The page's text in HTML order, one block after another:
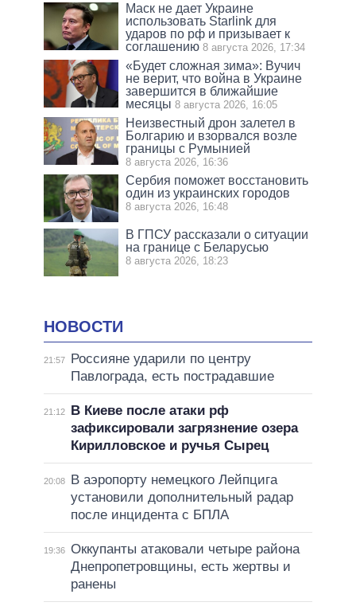
Маск не дает Украине
использовать Starlink для
ударов по рф и призывает к
соглашению 8 августа 2026, 17:34
«Будет сложная зима»: Вучич
не верит, что война в Украине
завершится в ближайшие
месяцы 8 августа 2026, 16:05
Неизвестный дрон залетел в
Болгарию и взорвался возле
границы с Румынией
8 августа 2026, 16:36
Сербия поможет восстановить
один из украинских городов
8 августа 2026, 16:48
В ГПСУ рассказали о ситуации
на границе с Беларусью
8 августа 2026, 18:23
НОВОСТИ
21:57
Россияне ударили по центру
Павлограда, есть пострадавшие
21:12
В Киеве после атаки рф
зафиксировали загрязнение озера
Кирилловское и ручья Сырец
20:08
В аэропорту немецкого Лейпцига
установили дополнительный радар
после инцидента с БПЛА
19:36 Оккупанты атаковали четыре района
Днепропетровщины, есть жертвы и
ранены